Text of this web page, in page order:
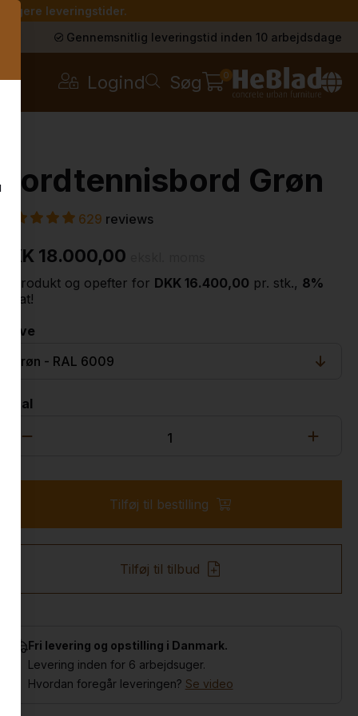
leveringstider.
Gennemsnitlig leveringstid inden 10 arbejdsdage
Logind Søg 0
Grøn
629 reviews
18.000,00
produkt og opefter for DKK 16.400,00 pr. stk., 8%
Tilføj til bestilling
Tilføj til tilbud
Fri levering og opstilling i Danmark.
Levering inden for 6 arbejdsuger.
Hvordan foregår leveringen? Se video